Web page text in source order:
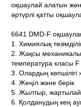
оқшаулай алатын
әртүрлі қатты
6641 DMD-F
1. Химиялық
2. Жақсы
температура класы
3. Олардың
4. Жеңіл және берік
5. Жылтыр, жартылай
6. Қолданудың кең